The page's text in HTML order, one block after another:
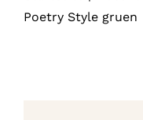
Poetry Style gruen